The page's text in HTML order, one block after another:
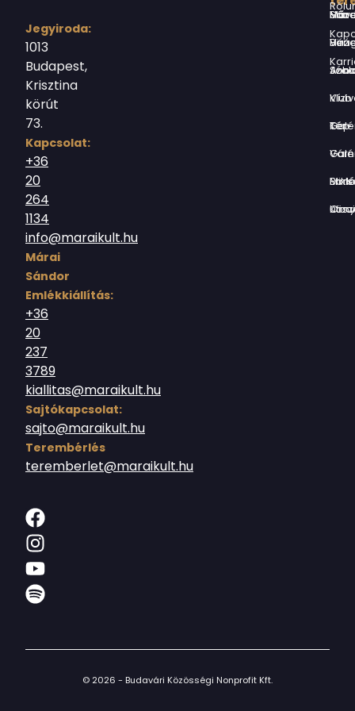
Jegyiroda:
1013
Budapest,
Krisztina
körút
73.
Kapcsolat:
+36
20
264
1134
info@maraikult.hu
Márai
Sándor
Emlékkiállítás:
+36
20
237
3789
kiallitas@maraikult.hu
Sajtókapcsolat:
sajto@maraikult.hu
Terembérlés
teremberlet@maraikult.hu
Márai Sándor Művelődési Ház
Virág Benedek Ház
Jókai Anna
Vízivárosi Klub
Tér-Kép
Várnegyed
Borsos
Országház
© 2026 - Budavári Közösségi Nonprofit Kft.